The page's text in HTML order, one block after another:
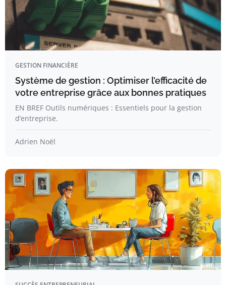
GESTION FINANCIÈRE
Système de gestion : Optimiser l’efficacité de
votre entreprise grâce aux bonnes pratiques
EN BREF Outils numériques : Essentiels pour la gestion
d’entreprise.
Adrien Noël